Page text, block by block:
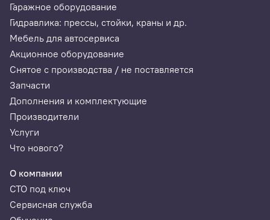
Гаражное оборудование
Гидравлика: прессы, стойки, краны и др.
Мебель для автосервиса
Акционное оборудование
Снятое с производства / не поставляется
Запчасти
Дополнения и комплектующие
Производители
Услуги
Что нового?
О компании
СТО под ключ
Сервисная служба